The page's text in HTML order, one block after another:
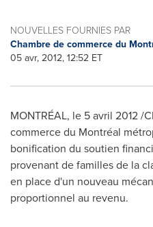
NOUVELLES FOURNIES PAR
Chambre de commerce du
05 avr, 2012, 12:52 ET
MONTRÉAL, le 5 avril 2012 /
commerce du Montréal
bonification du soutien
provenant de familles de la
en place d'un nouveau
proportionnel au revenu.